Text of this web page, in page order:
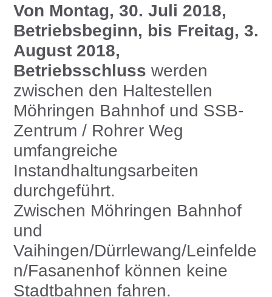
Von Montag, 30. Juli 2018,
Betriebsbeginn, bis Freitag, 3.
August 2018,
Betriebsschluss werden
zwischen den Haltestellen
Möhringen Bahnhof und SSB-
Zentrum / Rohrer Weg
umfangreiche
Instandhaltungsarbeiten
durchgeführt.
Zwischen Möhringen Bahnhof
und
Vaihingen/Dürrlewang/Leinfelde
n/Fasanenhof können keine
Stadtbahnen fahren.